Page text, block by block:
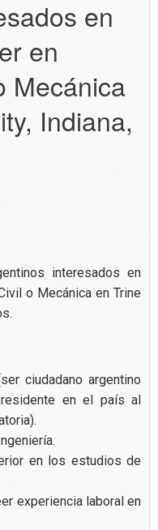
en
en
Mecánica
Indiana,
interesados en
o Mecánica en Trine
ciudadano argentino
en el país al
en los estudios de
experiencia laboral en